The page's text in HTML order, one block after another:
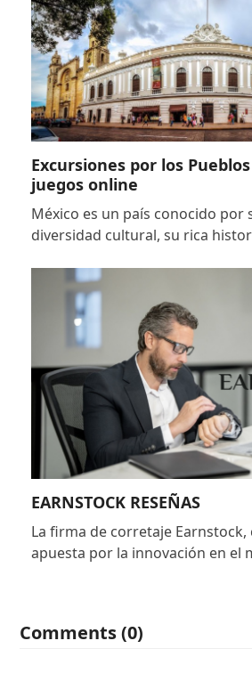
Excursiones por los
juegos online
México es un país conocido por
diversidad cultural, su rica
EARNSTOCK RESEÑAS
La firma de corretaje
apuesta por la innovación en el
Comments (0)